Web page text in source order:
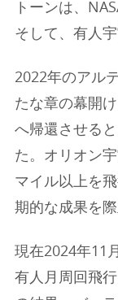
トーンは、
そして、有人
2022年のアル
たな章の幕開
へ帰還させる
た。オリオン
マイル以上を
期的な成果を
現在2024年11
有人月周回飛